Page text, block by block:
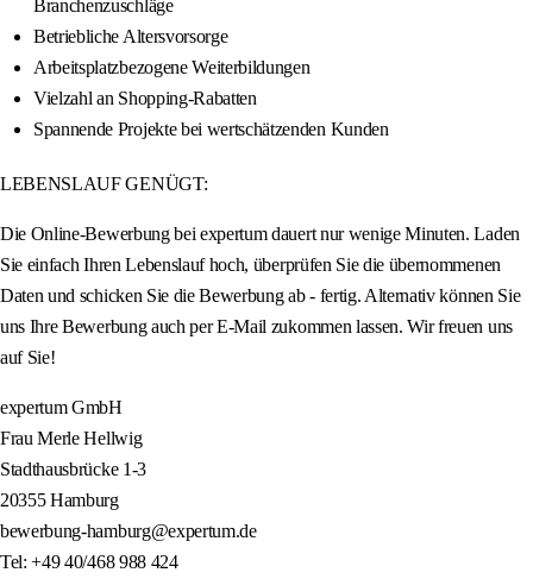
Branchenzuschläge
Betriebliche Altersvorsorge
Arbeitsplatzbezogene Weiterbildungen
Vielzahl an Shopping-Rabatten
Spannende Projekte bei wertschätzenden Kunden
LEBENSLAUF GENÜGT:
Die Online-Bewerbung bei expertum dauert nur wenige Minuten. Laden
Sie einfach Ihren Lebenslauf hoch, überprüfen Sie die übernommenen
Daten und schicken Sie die Bewerbung ab - fertig. Alternativ können Sie
uns Ihre Bewerbung auch per E-Mail zukommen lassen. Wir freuen uns
auf Sie!
expertum GmbH
Frau Merle Hellwig
Stadthausbrücke 1-3
20355 Hamburg
bewerbung-hamburg@expertum.de
Tel: +49 40/468 988 424